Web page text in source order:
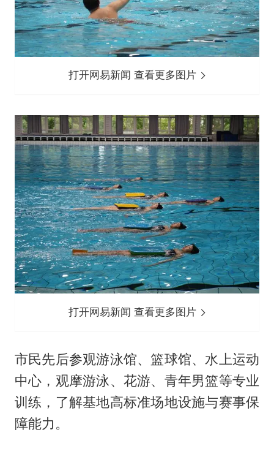
打开网易新闻 查看更多图片
打开网易新闻 查看更多图片
市民先后参观游泳馆、篮球馆、水上运动
中心，观摩游泳、花游、青年男篮等专业
训练，了解基地高标准场地设施与赛事保
障能力。